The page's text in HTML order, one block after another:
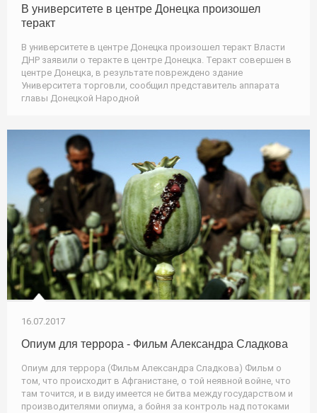
В университете в центре Донецка произошел
теракт
В университете в центре Донецка произошел теракт Власти
ДНР заявили о теракте в центре Донецка. Теракт совершен в
центре Донецка, в результате повреждено здание
Университета торговли, сообщил представитель аппарата
главы Донецкой Народной
16.07.2017
Опиум для террора - Фильм Александра Сладкова
Опиум для террора (Фильм Александра Сладкова) Фильм о
том, что происходит в Афганистане, о той неявной войне, что
там точится, и в виду имеется не битва между государством и
производителями опиума, а бойня за контроль над потоками